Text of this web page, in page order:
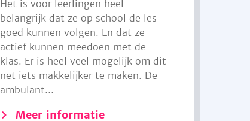
Het is voor leerlingen heel
belangrijk dat ze op school de les
goed kunnen volgen. En dat ze
actief kunnen meedoen met de
klas. Er is heel veel mogelijk om dit
net iets makkelijker te maken. De
ambulant...
Meer informatie